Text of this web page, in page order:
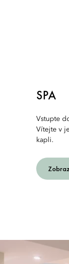
SPA
Vstupte
Vítejte v
kapli.